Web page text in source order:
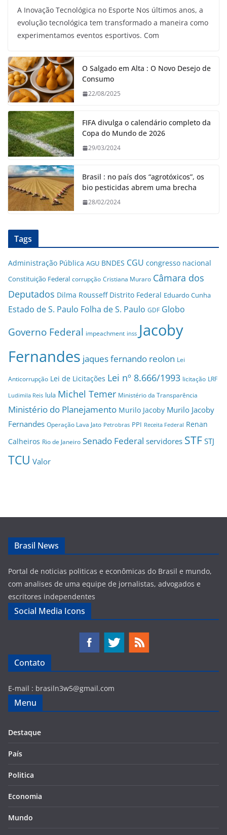
A Inovação Tecnológica no Esporte Nos últimos anos, a
evolução tecnológica tem transformado a maneira como
experimentamos eventos esportivos. Com
O Salgado em Alta : O Novo Desejo de
Consumo
22/08/2025
FIFA divulga o calendário completo da
Copa do Mundo de 2026
29/03/2024
Brasil : no país dos “agrotóxicos”, os
bio pesticidas abrem uma brecha
28/02/2024
Tags
Administração Pública AGU BNDES CGU congresso nacional
Constituição Federal corrupção Cristiana Muraro Câmara dos
Deputados Dilma Rousseff Distrito Federal Eduardo Cunha
Estado de S. Paulo Folha de S. Paulo GDF Globo
Governo Federal impeachment inss Jacoby
Fernandes jaques fernando reolon Lei
Anticorrupção Lei de Licitações Lei nº 8.666/1993 licitação LRF
Ludimila Reis lula Michel Temer Ministério da Transparência
Ministério do Planejamento Murilo Jacoby Murilo Jacoby
Fernandes Operação Lava Jato Petrobras PPI Receita Federal Renan
Calheiros Rio de Janeiro Senado Federal servidores STF STJ
TCU Valor
Brasil News
Portal de noticias politicas e econômicas do Brasil e mundo,
com analises de uma equipe de jornalistas, advogados e
escritores independentes
Social Media Icons
Contato
E-mail : brasiln3w5@gmail.com
Menu
Destaque
País
Politica
Economia
Mundo